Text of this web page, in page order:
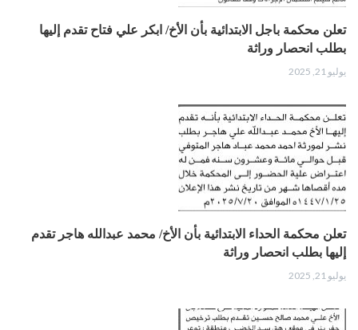
تعلن محكمة باجل الابتدائية بأن الأخ/ ابكر علي فتاح تقدم إليها
بطلب انحصار وراثة
يوليو 21, 2025
تعلن محكمة الحداء الابتدائية بأن الأخ/ محمد عبدالله هاجر تقدم
إليها بطلب انحصار وراثة
يوليو 21, 2025